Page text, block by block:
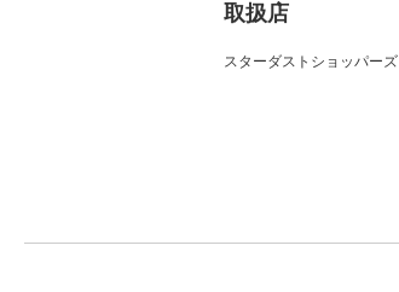
取扱店
スターダストショッパーズ